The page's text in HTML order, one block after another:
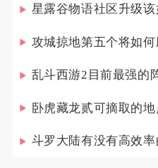
星露谷物语社区升级
攻城掠地第五个将如
乱斗西游2目前最强的
卧虎藏龙贰可摘取的